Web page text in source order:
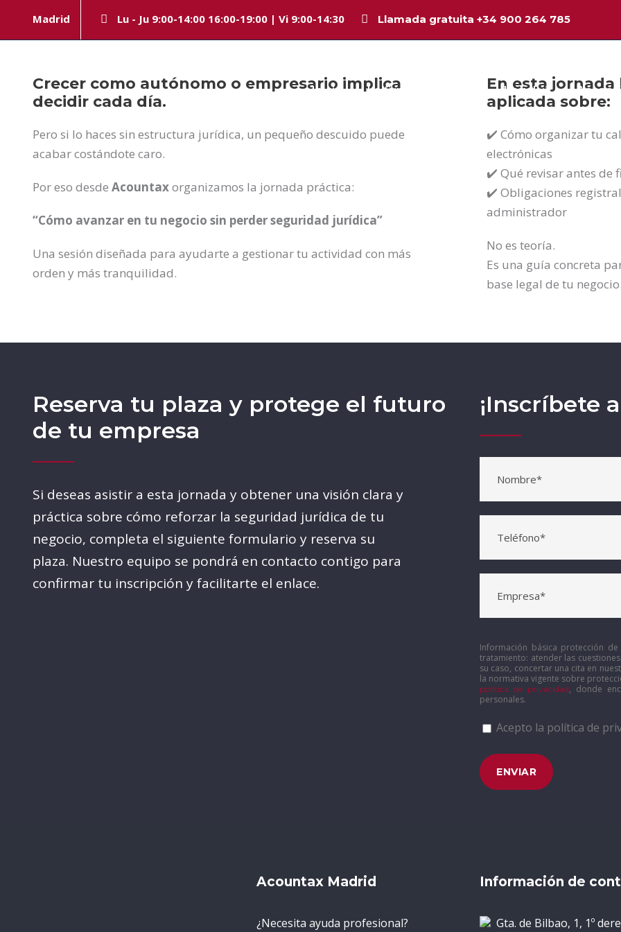
Madrid Lu - Ju 9:00-14:00 16:00-19:00 | Vi 9:00-14:30 Llamada gratuita +34 900 264 785
Inicio La firma Legal
Crecer como autónomo o empresario implica
decidir cada día.
Pero si lo haces sin estructura jurídica, un pequeño descuido puede
acabar costándote caro.
Por eso desde Acountaxorganizamos la jornada práctica:
“Cómo avanzar en tu negocio sin perder seguridad jurídica”
Una sesión diseñada para ayudarte a gestionar tu actividad con más
orden y más tranquilidad.
En esta
aplicada sobre:
✔️ Cómo organizar tu
electrónicas
✔️ Qué revisar antes de
✔️ Obligaciones
administrador
No es teoría.
Es una guía concreta
base legal de tu
Reserva tu plaza y protege el futuro
de tu empresa
Si deseas asistir a esta jornada y obtener una visión clara y
práctica sobre cómo reforzar la seguridad jurídica de tu
negocio, completa el siguiente formulario y reserva su
plaza. Nuestro equipo se pondrá en contacto contigo para
confirmar tu inscripción y facilitarte el enlace.
¡Inscríbete
Información básica protección
tratamiento: atender las
su caso, concertar una cita en
la normativa vigente sobre
política de privacidad, donde
personales.
Acepto la política de
Acountax Madrid
¿Necesita ayuda profesional?
Información de
Gta. de Bilbao, 1, 1º